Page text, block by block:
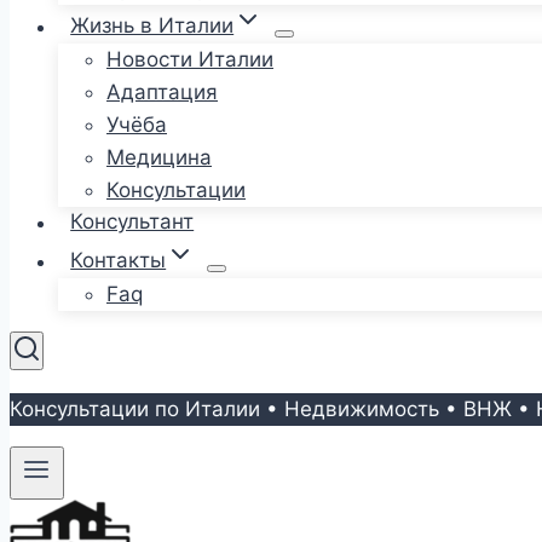
Жизнь в Италии
Новости Италии
Адаптация
Учёба
Медицина
Консультации
Консультант
Контакты
Faq
Консультации по Италии • Недвижимость • ВНЖ •